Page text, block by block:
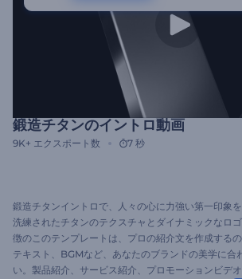
鍛造チタンのイントロ動画
9K+ エクスポート数 7 秒
鍛造チタンイントロで、人々の心に力強い第一印象を
洗練されたチタンのテクスチャとダイナミックなロ
徴のこのテンプレートは、プロの紹介文を作成するの
テキスト、BGMなど、あなたのブランドの美学に合
い。製品紹介、サービス紹介、プロモーションビデ